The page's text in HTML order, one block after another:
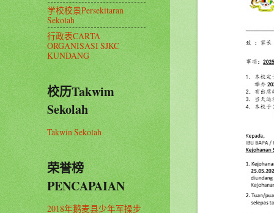
学校校景Persekitaran
Sekolah
行政表CARTA
ORGANISASI SJKC
KUNDANG
校历Takwim
Sekolah
Takwin Sekolah
荣誉榜
PENCAPAIAN
2018年鹅麦县少年军操步